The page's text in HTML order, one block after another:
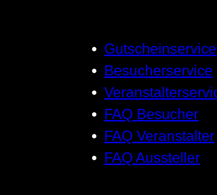
Gutscheinservice
Besucherservice
FAQ Besucher
FAQ Veranstalter
FAQ Aussteller